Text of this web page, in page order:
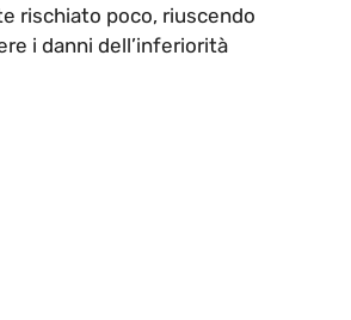
rischiato poco, riuscendo
i danni dell’inferiorità